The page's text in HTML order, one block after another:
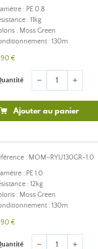
: PE 0.8
: 11kg
: Moss Green
: 130m
€
remove add
Ajouter au panier
: MOM-RYU130GR-1.0
: PE 1.0
: 12kg
: Moss Green
: 130m
€
remove add